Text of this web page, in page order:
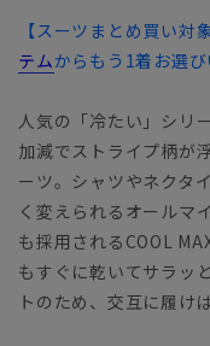
【スーツまとめ買い対
テムからもう1着お選
人気の「冷たい」シリ
加減でストライプ柄が
ーツ。シャツやネクタ
く変えられるオールマ
も採用されるCOOL
もすぐに乾いてサラッ
トのため、交互に履